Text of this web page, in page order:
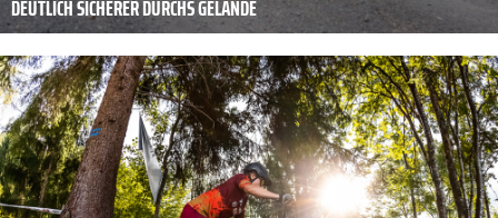
DEUTLICH SICHERER DURCHS GELÄNDE